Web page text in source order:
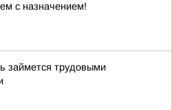
с назначением!
займется трудовыми